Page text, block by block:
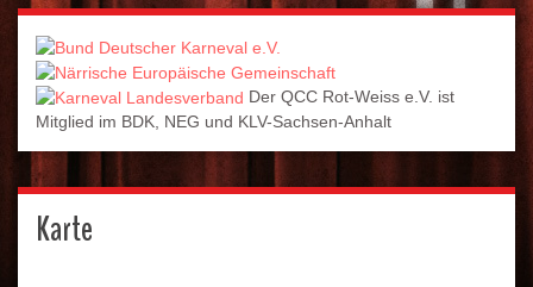
Der QCC Rot-Weiss e.V. ist
Mitglied im BDK, NEG und KLV-Sachsen-Anhalt
Karte